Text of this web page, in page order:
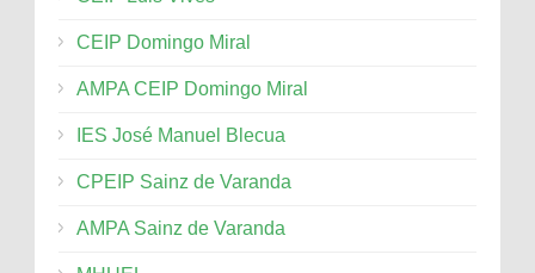
CEIP Domingo Miral
AMPA CEIP Domingo Miral
IES José Manuel Blecua
CPEIP Sainz de Varanda
AMPA Sainz de Varanda